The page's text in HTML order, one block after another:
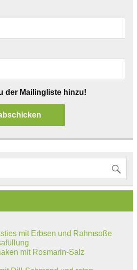
der Mailingliste hinzu!
mit Erbsen und Rahmsoße
mit Rosmarin-Salz